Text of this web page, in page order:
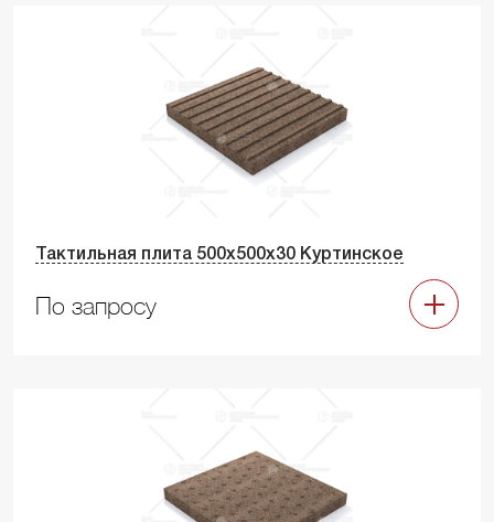
Тактильная плита 500х500х30 Куртинское
По запросу